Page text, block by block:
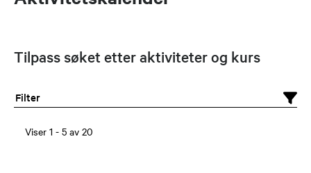
Tilpass søket etter aktiviteter og kurs
Filter
Viser 1 - 5 av 20